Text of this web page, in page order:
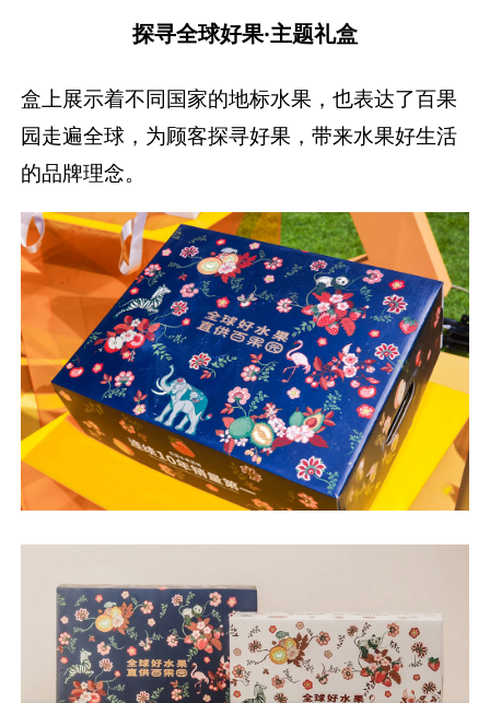
探寻全球好果·主题礼盒
盒上展示着不同国家的地标水果，也表达了百果
园走遍全球，为顾客探寻好果，带来水果好生活
的品牌理念。